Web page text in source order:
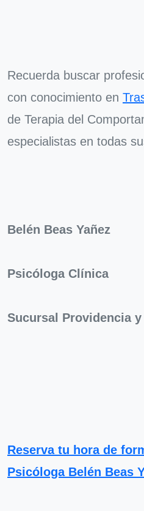
Recuerda buscar
con conocimiento en
de Terapia del
especialistas en todas
Belén Beas Yañez
Psicóloga Clínica
Sucursal Providencia
Reserva tu hora de
Psicóloga Belén Beas